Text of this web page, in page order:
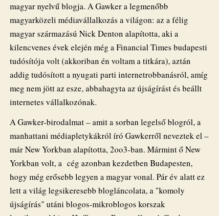
magyar nyelvű blogja. A Gawker a legmenőbb
magyarközeli médiavállalkozás a világon: az a félig
magyar származású Nick Denton alapította, aki a
kilencvenes évek elején még a Financial Times budapesti
tudósítója volt (akkoriban én voltam a titkára), aztán
addig tudósított a nyugati parti internetrobbanásról, amíg
meg nem jött az esze, abbahagyta az újságírást és beállt
internetes vállalkozónak.
A Gawker-birodalmat – amit a sorban legelső blogról, a
manhattani médiapletykákról író Gawkerről neveztek el –
már New Yorkban alapította, 2oo3-ban. Mármint ő New
Yorkban volt, a cég azonban kezdetben Budapesten,
hogy még erősebb legyen a magyar vonal. Pár év alatt ez
lett a világ legsikeresebb blogláncolata, a "komoly
újságírás" utáni blogos-mikroblogos korszak